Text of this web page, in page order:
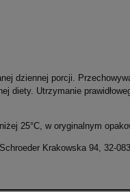
dziennej porcji.
diety. Utrzymanie
25°C, w oryginalnym
Krakowska 94, 32-